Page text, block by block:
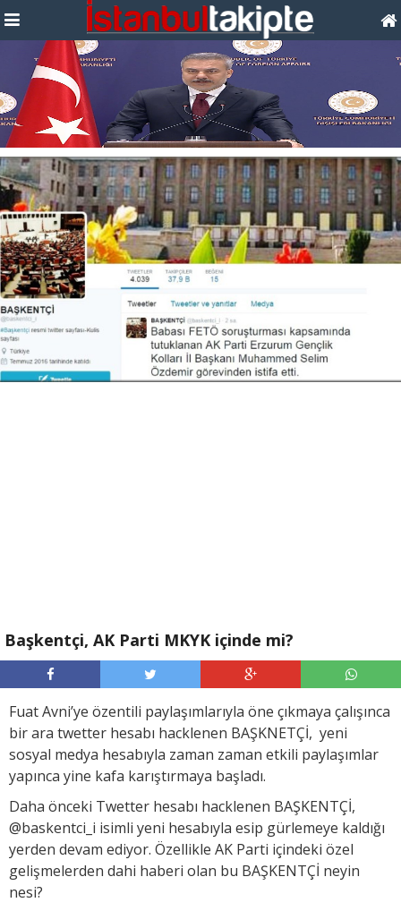
Başkentçi, AK Parti MKYK içinde mi?
Fuat Avni’ye özentili paylaşımlarıyla öne çıkmaya çalışınca
bir ara twetter hesabı hacklenen BAŞKNETÇİ, yeni
sosyal medya hesabıyla zaman zaman etkili paylaşımlar
yapınca yine kafa karıştırmaya başladı.
Daha önceki Twetter hesabı hacklenen BAŞKENTÇİ,
yerden devam ediyor. Özellikle AK Parti içindeki özel
gelişmelerden dahi haberi olan bu BAŞKENTÇİ neyin
nesi?